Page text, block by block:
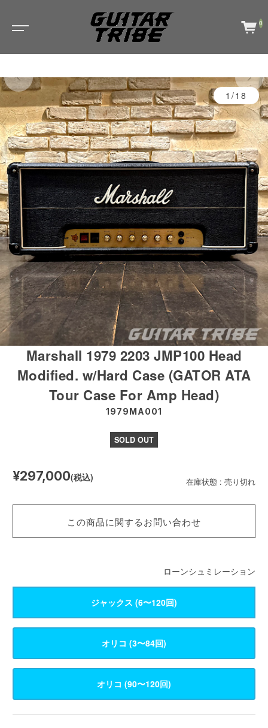
0
1/18
Marshall 1979 2203 JMP100 Head
Modified. w/Hard Case (GATOR ATA
Tour Case For Amp Head)
1979MA001
SOLD OUT
在庫状態 : 売り切れ
¥297,000(税込)
この商品に関するお問い合わせ
ローンシュミレーション
ジャックス (6〜120回)